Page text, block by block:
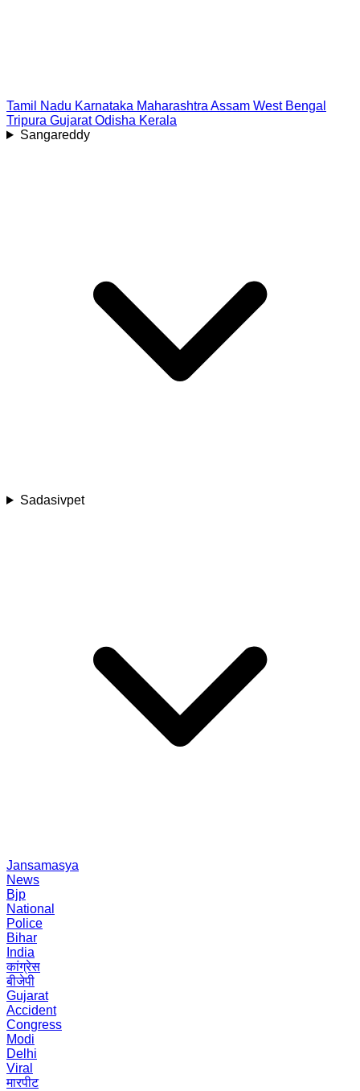
Tamil Nadu Karnataka Maharashtra Assam West Bengal
Tripura Gujarat Odisha Kerala
Sangareddy
Sadasivpet
Jansamasya
News
Bjp
National
Police
Bihar
India
कांग्रेस
बीजेपी
Gujarat
Accident
Congress
Modi
Delhi
Viral
मारपीट